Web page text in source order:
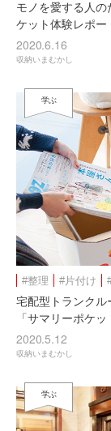
モノを愛する人
ケット体験レポー
2020.6.16
収納いまむかし
学ぶ
#整理 #片付け
宅配型トランクル
「サマリーポケ
2020.5.12
収納いまむかし
学ぶ